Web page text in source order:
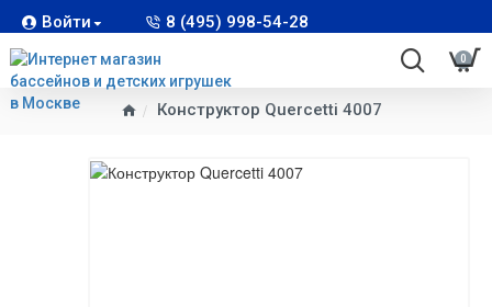
Войти 8 (495) 998-54-28
0
Конструктор Quercetti 4007